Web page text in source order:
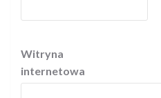
Witryna
internetowa